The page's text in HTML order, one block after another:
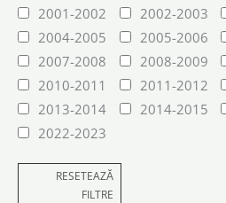
2001-2002
2002-2003
2004-2005
2005-2006
2007-2008
2008-2009
2010-2011
2011-2012
2013-2014
2014-2015
2022-2023
RESETEAZĂ
FILTRE